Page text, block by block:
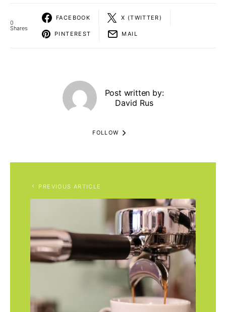
0
Shares
FACEBOOK X (TWITTER)
PINTEREST MAIL
Post written by:
David Rus
FOLLOW
PREVIOUS ARTICLE